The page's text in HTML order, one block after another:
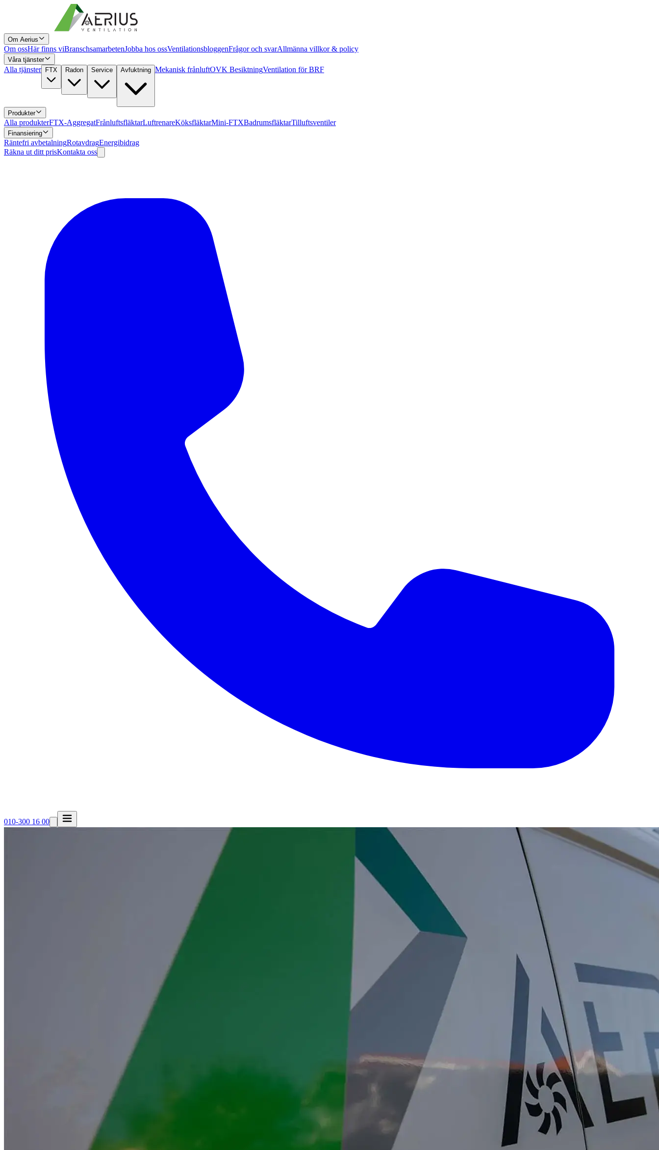
Om Aerius
Om ossHär finns viBranschsamarbetenJobba hos ossVentilationsbloggenFrågor och svarAllmänna villkor & policy
Våra tjänster
Alla tjänster FTX Radon Service Avfuktning Mekanisk frånluftOVK BesiktningVentilation för BRF
Produkter
Alla produkterFTX-AggregatFrånluftsfläktarLuftrenareKöksfläktarMini-FTXBadrumsfläktarTilluftsventiler
Finansiering
Räntefri avbetalningRotavdragEnergibidrag
Räkna ut ditt prisKontakta oss
010-300 16 00